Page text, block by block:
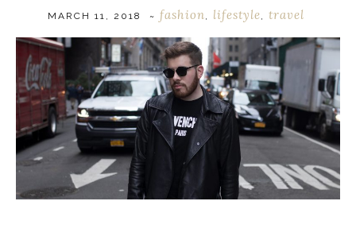
MARCH 11, 2018 ~ fashion lifestyle travel